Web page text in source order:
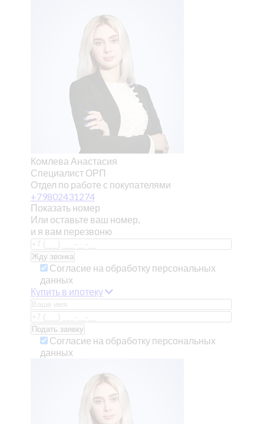
Комлева Анастасия
Специалист ОРП
Отдел по работе с покупателями
+79802431274
Показать номер
Или оставьте ваш номер,
и я вам перезвоню
Согласие на обработку персональных
данных
Купить в ипотеку
Согласие на обработку персональных
данных